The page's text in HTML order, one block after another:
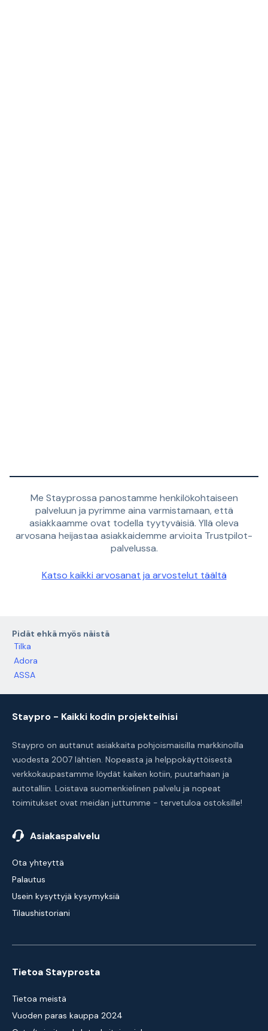
Me Stayprossa panostamme henkilökohtaiseen
palveluun ja pyrimme aina varmistamaan, että
asiakkaamme ovat todella tyytyväisiä. Yllä oleva
arvosana heijastaa asiakkaidemme arvioita Trustpilot-
palvelussa.
Katso kaikki arvosanat ja arvostelut täältä
Pidät ehkä myös näistä
Tilka
Adora
ASSA
Staypro - Kaikki kodin projekteihisi
Staypro on auttanut asiakkaita pohjoismaisilla markkinoilla
vuodesta 2007 lähtien. Nopeasta ja helppokäyttöisestä
verkkokaupastamme löydät kaiken kotiin, puutarhaan ja
autotalliin. Loistava suomenkielinen palvelu ja nopeat
toimitukset ovat meidän juttumme - tervetuloa ostoksille!
Asiakaspalvelu
Ota yhteyttä
Palautus
Usein kysyttyjä kysymyksiä
Tilaushistoriani
Tietoa Stayprosta
Tietoa meistä
Vuoden paras kauppa 2024